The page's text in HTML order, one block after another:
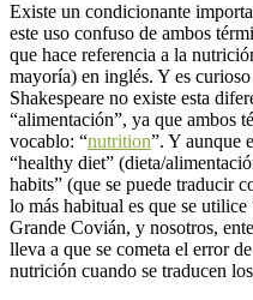
Existe un condicionante
este uso confuso de ambos
que hace referencia a la
mayoría) en inglés. Y es
Shakespeare no existe esta
“alimentación”, ya que ambos
vocablo: “nutrition”. Y aunque
“healthy diet” (dieta/
habits” (que se puede traducir
lo más habitual es que se
Grande Covián, y nosotros,
lleva a que se cometa el error
nutrición cuando se traducen